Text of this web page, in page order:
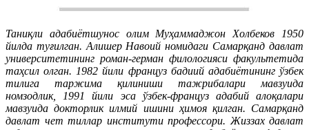
Таниқли адабиётшунос олим Муҳаммаджон Холбеков 1950
йилда туғилган. Алишер Навоий номидаги Самарқанд давлат
университетининг роман-герман филологияси факультетида
таҳсил олган. 1982 йили француз бадиий адабиётининг ўзбек
тилига таржима қилиниши тажрибалари мавзуида
номзодлик, 1991 йили эса ўзбек-француз адабий алоқалари
мавзуида докторлик илмий ишини ҳимоя қилган. Самарқанд
давлат чет тиллар институти профессори. Жиззах давлат